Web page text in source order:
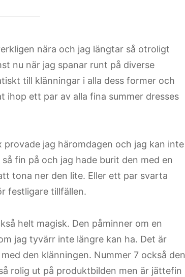
nära och jag längtar så otroligt
nu när jag spanar runt på diverse
till klänningar i alla dess former och
ihop ett par av alla fina summer dresses
jag häromdagen och jag kan inte
fin på och jag hade burit den med en
tona ner den lite. Eller ett par svarta
festligare tillfällen.
helt magisk. Den påminner om en
jag tyvärr inte längre kan ha. Det är
den klänningen. Nummer 7 också den
rolig ut på produktbilden men är jättefin